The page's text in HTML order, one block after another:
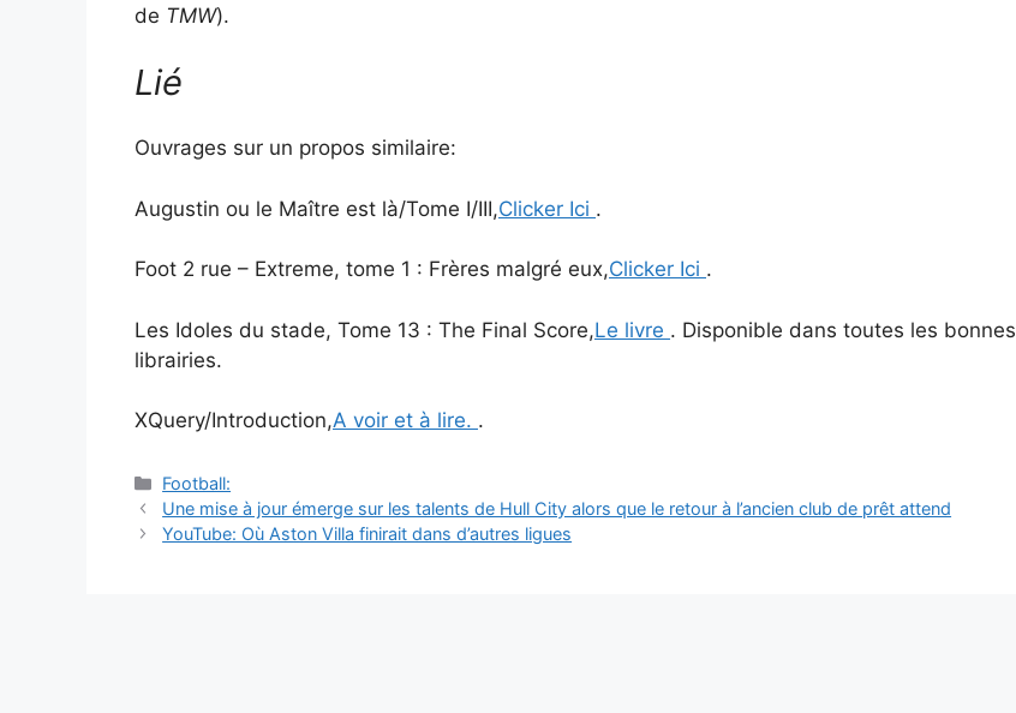
de TMW).
Lié
Ouvrages sur un propos similaire:
Augustin ou le Maître est là/Tome I/III,Clicker Ici .
Foot 2 rue – Extreme, tome 1 : Frères malgré eux,Clicker Ici .
Les Idoles du stade, Tome 13 : The Final Score,Le livre . Disponible dans toutes les bonnes
librairies.
XQuery/Introduction,A voir et à lire. .
Catégories
Football:
Navigation
des
Une mise à jour émerge sur les talents de Hull City alors que le retour à l’ancien club de prêt attend
YouTube: Où Aston Villa finirait dans d’autres ligues